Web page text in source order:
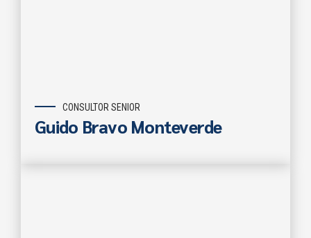
CONSULTOR SENIOR
Guido Bravo Monteverde